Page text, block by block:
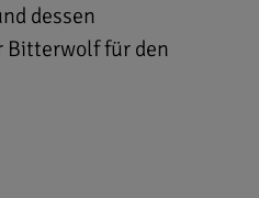
dessen
Bitterwolf für den